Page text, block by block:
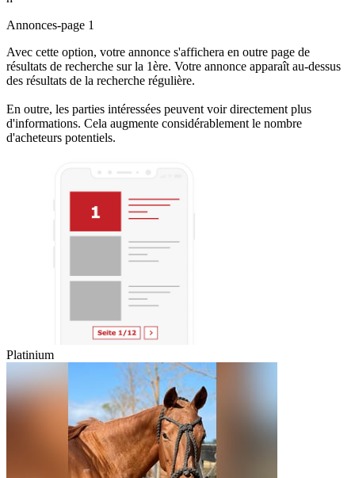
Annonces-page 1
Avec cette option, votre annonce s'affichera en outre page de
résultats de recherche sur la 1ère. Votre annonce apparaît au-dessus
des résultats de la recherche régulière.
En outre, les parties intéressées peuvent voir directement plus
d'informations. Cela augmente considérablement le nombre
d'acheteurs potentiels.
Platinium